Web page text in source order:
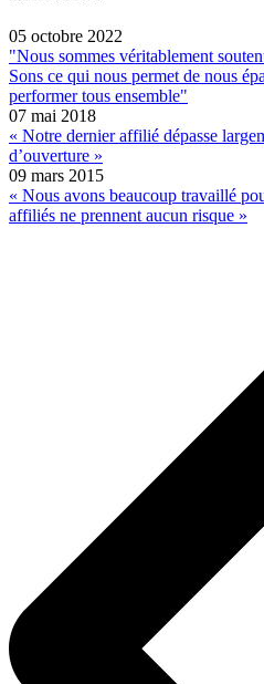
05 octobre 2022
"Nous sommes véritablement
Sons ce qui nous permet de nous
performer tous ensemble"
07 mai 2018
« Notre dernier affilié dépasse
d’ouverture »
09 mars 2015
« Nous avons beaucoup travaillé
affiliés ne prennent aucun risque »